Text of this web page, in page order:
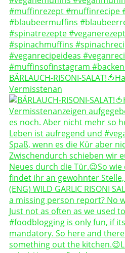
BÄRLAUCH-RISONI-
Vermisstenan